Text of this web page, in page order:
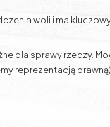
woli i ma
dla sprawy rzeczy.